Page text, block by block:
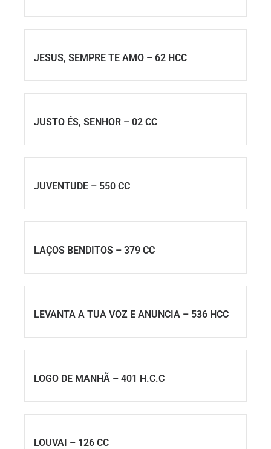
JESUS, SEMPRE TE AMO – 62 HCC
JUSTO ÉS, SENHOR – 02 CC
JUVENTUDE – 550 CC
LAÇOS BENDITOS – 379 CC
LEVANTA A TUA VOZ E ANUNCIA – 536 HCC
LOGO DE MANHÃ – 401 H.C.C
LOUVAI – 126 CC